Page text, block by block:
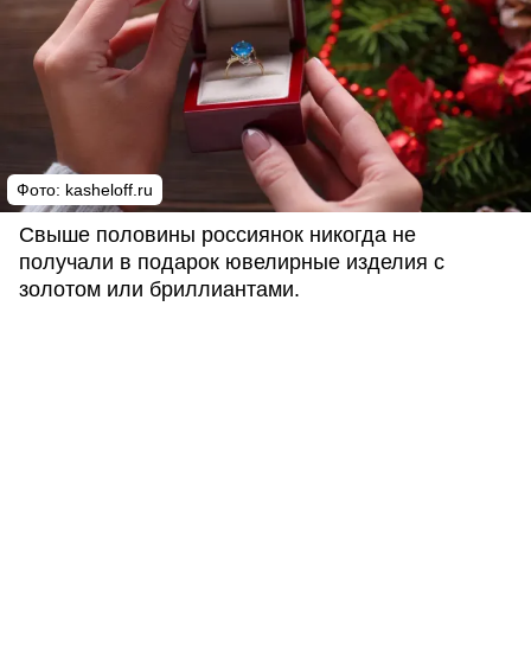
Фото: kasheloff.ru
Свыше половины россиянок никогда не
получали в подарок ювелирные изделия с
золотом или бриллиантами.